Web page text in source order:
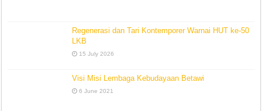
Regenerasi dan Tari Kontemporer Warnai HUT ke-50
LKB
15 July 2026
Visi Misi Lembaga Kebudayaan Betawi
6 June 2021